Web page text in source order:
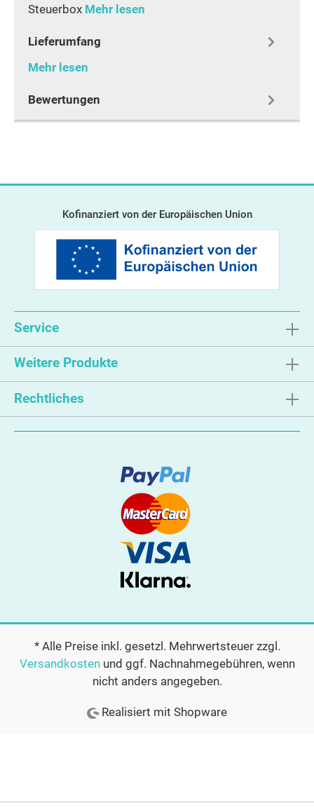
Steuerbox Mehr lesen
Lieferumfang
Mehr lesen
Bewertungen
Kofinanziert von der Europäischen Union
Service
Weitere Produkte
Rechtliches
* Alle Preise inkl. gesetzl. Mehrwertsteuer zzgl.
Versandkostenund ggf. Nachnahmegebühren, wenn
nicht anders angegeben.
Realisiert mit Shopware